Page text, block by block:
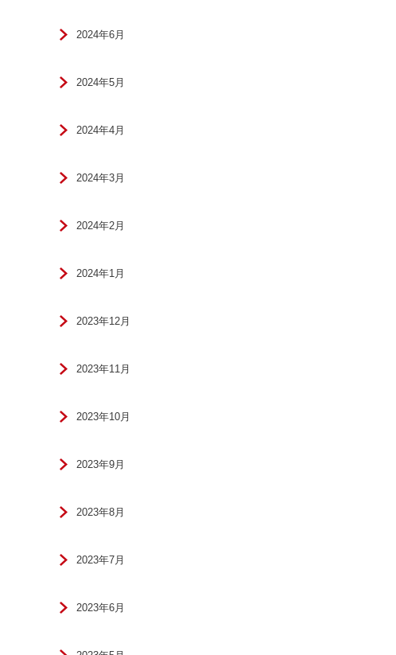
2024年6月
2024年5月
2024年4月
2024年3月
2024年2月
2024年1月
2023年12月
2023年11月
2023年10月
2023年9月
2023年8月
2023年7月
2023年6月